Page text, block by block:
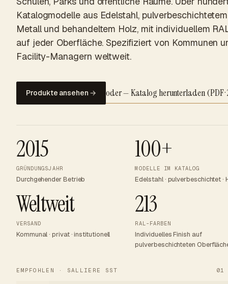
Katalogmodelle aus Edelstahl, pulverbeschichtetem
Metall und behandeltem Holz, mit individuellem
auf jeder Oberfläche. Spezifiziert von Kommunen
Facility-Managern weltweit.
Produkte ansehen → oder — Katalog herunterladen (PDF ·
2015
GRÜNDUNGSJAHR
Durchgehender Betrieb
100+
MODELLE IM KATALOG
Edelstahl · pulverbeschichtet ·
Weltweit
VERSAND
Kommunal · privat · institutionell
213
RAL-FARBEN
Individuelles Finish auf
pulverbeschichteten
EMPFOHLEN · SALLIERE SST
ABFALLEIMER AUS
Salliere
VOL
FINISH
gebürstet